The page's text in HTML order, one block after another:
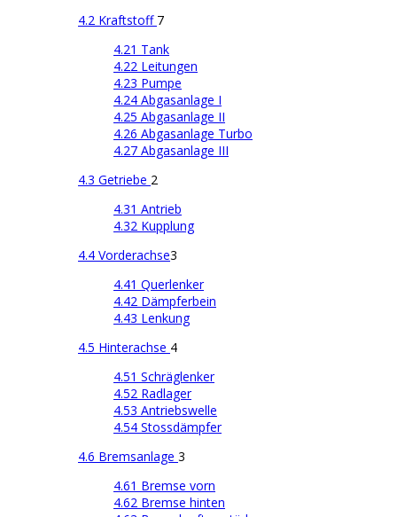
4.2 Kraftstoff 7
4.21 Tank
4.22 Leitungen
4.23 Pumpe
4.24 Abgasanlage I
4.25 Abgasanlage II
4.26 Abgasanlage Turbo
4.27 Abgasanlage III
4.3 Getriebe 2
4.31 Antrieb
4.32 Kupplung
4.4 Vorderachse3
4.41 Querlenker
4.42 Dämpferbein
4.43 Lenkung
4.5 Hinterachse 4
4.51 Schräglenker
4.52 Radlager
4.53 Antriebswelle
4.54 Stossdämpfer
4.6 Bremsanlage 3
4.61 Bremse vorn
4.62 Bremse hinten